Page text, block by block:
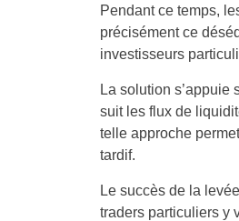
Pendant ce temps,
précisément ce
investisseurs
La solution
suit les flux de
telle approche
tardif.
Le succès de la
traders particuliers y